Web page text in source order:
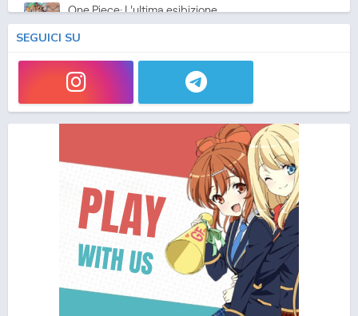
One Piece: L'ultima esibizione
Special - 2003 - 45 min/ep
One Piece: L'ultima esibizione (ITA)
Special - 2003 - 45 min/ep
One Piece Movie 05: Norowareta Seiken
Movie - 2004 - 1h e 35 min/ep
One Piece Movie 05: Norowareta Seiken (ITA)
Movie - 2004 - 1h e 35 min/ep
One Piece Movie 06: Omatsuri Danshaku to Himitsu
Movie - 2005 - 1h e 31 min/ep
SEGUICI SU